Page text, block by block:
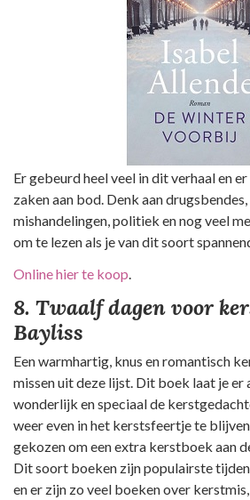
Er gebeurd heel veel in dit verhaal en
zaken aan bod. Denk aan
mishandelingen, politiek en nog veel
om te lezen als je van dit soort
Online hier te koop
8. Twaalf dagen voor
Bayliss
Een warmhartig, knus en romantisch
missen uit deze lijst. Dit boek laat je er
wonderlijk en speciaal de
weer even in het kerstsfeertje te
gekozen om een extra kerstboek aan
Dit soort boeken zijn populairste
en er zijn zo veel boeken over